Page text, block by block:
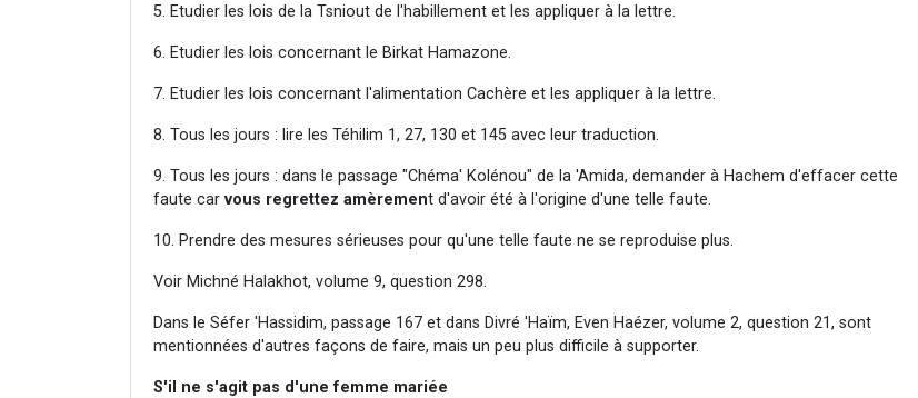
5. Etudier les lois de la Tsniout de l'habillement et les appliquer à la lettre.
6. Etudier les lois concernant le Birkat Hamazone.
7. Etudier les lois concernant l'alimentation Cachère et les appliquer à la lettre.
8. Tous les jours : lire les Téhilim 1, 27, 130 et 145 avec leur traduction.
9. Tous les jours : dans le passage "Chéma' Kolénou" de la 'Amida, demander à Hachem d'effacer cette
faute car vous regrettez amèrement d'avoir été à l'origine d'une telle faute.
10. Prendre des mesures sérieuses pour qu'une telle faute ne se reproduise plus.
Voir Michné Halakhot, volume 9, question 298.
Dans le Séfer 'Hassidim, passage 167 et dans Divré 'Haïm, Even Haézer, volume 2, question 21, sont
mentionnées d'autres façons de faire, mais un peu plus difficile à supporter.
S'il ne s'agit pas d'une femme mariée